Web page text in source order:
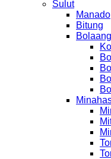
Sulut
Manado
Bitung